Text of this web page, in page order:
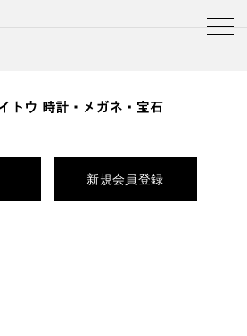
新規会員登録